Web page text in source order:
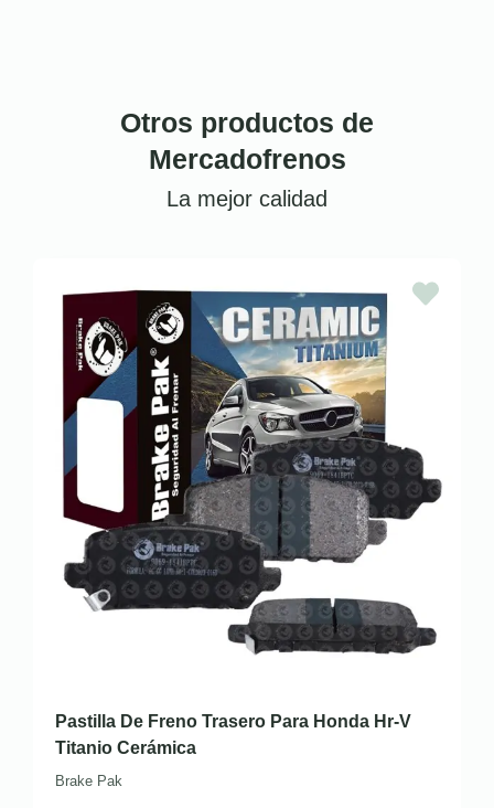
Otros productos de
Mercadofrenos
La mejor calidad
Pastilla De Freno Trasero Para Honda Hr-V
Titanio Cerámica
Brake Pak